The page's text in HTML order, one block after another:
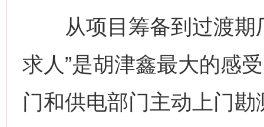
从项目筹备到过渡期
求人”是胡津鑫最大的感
门和供电部门主动上门